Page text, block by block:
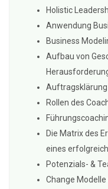
Holistic
Anwendung
Business
Aufbau von
Rollen des
Die Matrix des
eines
Potenzials- &
Change